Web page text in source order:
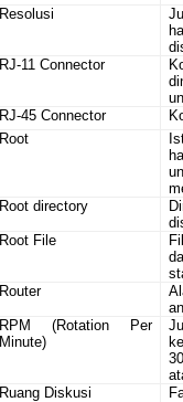
Resolusi
RJ-11 Connector
RJ-45 Connector
Root
Root directory
Root File
Router
RPM (Rotation Per
Minute)
Ruang Diskusi